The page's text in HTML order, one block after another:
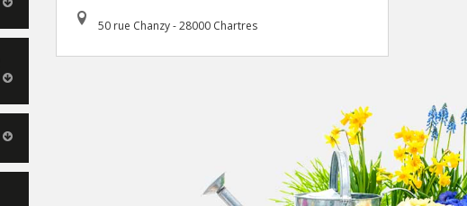
50 rue Chanzy - 28000 Chartres